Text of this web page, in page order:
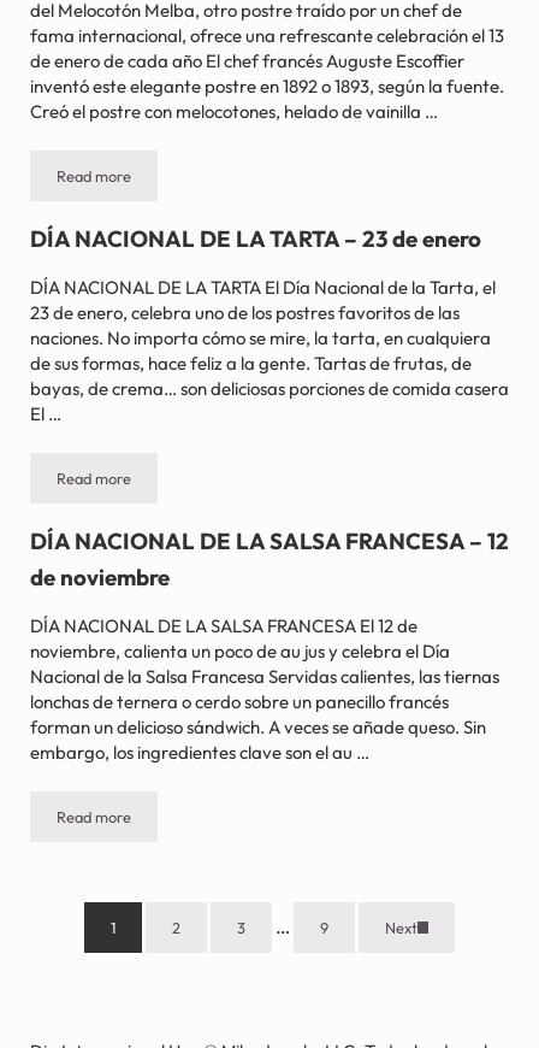
del Melocotón Melba, otro postre traído por un chef de
fama internacional, ofrece una refrescante celebración el 13
de enero de cada año El chef francés Auguste Escoffier
inventó este elegante postre en 1892 o 1893, según la fuente.
Creó el postre con melocotones, helado de vainilla …
Read moreDÍA NACIONAL DEL MELOCOTÓN MELBA – 13 de enero
DÍA NACIONAL DE LA TARTA – 23 de enero
DÍA NACIONAL DE LA TARTA El Día Nacional de la Tarta, el
23 de enero, celebra uno de los postres favoritos de las
naciones. No importa cómo se mire, la tarta, en cualquiera
de sus formas, hace feliz a la gente. Tartas de frutas, de
bayas, de crema… son deliciosas porciones de comida casera
El …
Read moreDÍA NACIONAL DE LA TARTA – 23 de enero
DÍA NACIONAL DE LA SALSA FRANCESA – 12
de noviembre
DÍA NACIONAL DE LA SALSA FRANCESA El 12 de
noviembre, calienta un poco de au jus y celebra el Día
Nacional de la Salsa Francesa Servidas calientes, las tiernas
lonchas de ternera o cerdo sobre un panecillo francés
forman un delicioso sándwich. A veces se añade queso. Sin
embargo, los ingredientes clave son el au …
Read moreDÍA NACIONAL DE LA SALSA FRANCESA – 12 de noviembre
Página
1 Página
2 Página
3 Páginas intermedias omitidas
… Página
9 Next